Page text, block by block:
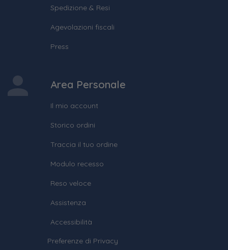
Spedizione & Resi
Agevolazioni fiscali
Press
Area Personale
Il mio account
Storico ordini
Traccia il tuo ordine
Modulo recesso
Reso veloce
Assistenza
Accessibilità
Preferenze di Privacy